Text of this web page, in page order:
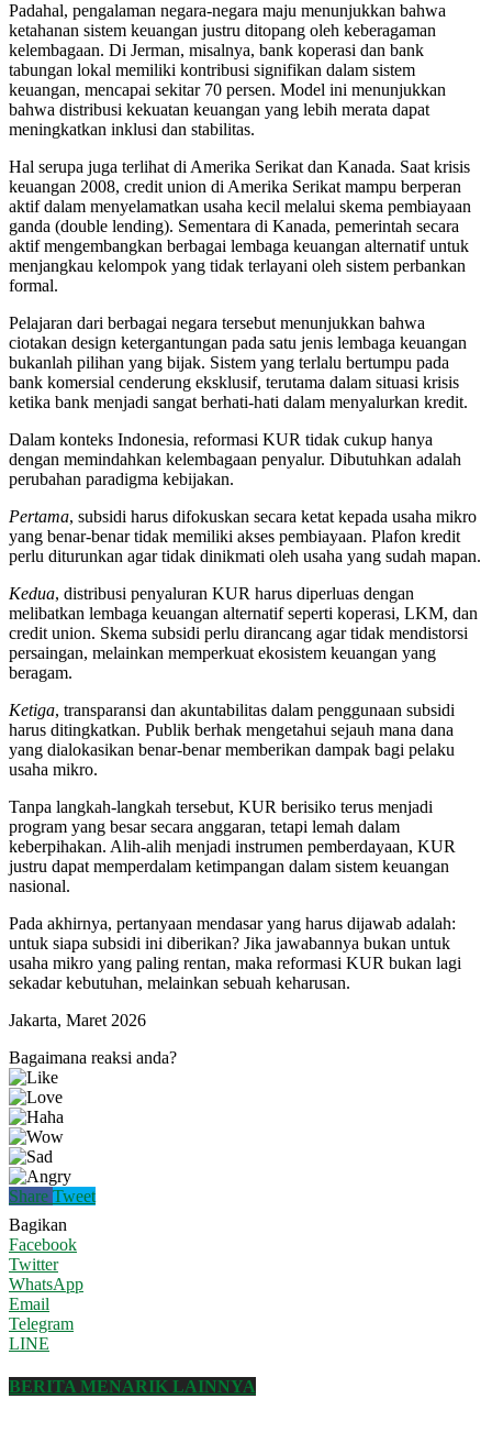
Padahal, pengalaman negara-negara maju menunjukkan bahwa
ketahanan sistem keuangan justru ditopang oleh keberagaman
kelembagaan. Di Jerman, misalnya, bank koperasi dan bank
tabungan lokal memiliki kontribusi signifikan dalam sistem
keuangan, mencapai sekitar 70 persen. Model ini menunjukkan
bahwa distribusi kekuatan keuangan yang lebih merata dapat
meningkatkan inklusi dan stabilitas.
Hal serupa juga terlihat di Amerika Serikat dan Kanada. Saat krisis
keuangan 2008, credit union di Amerika Serikat mampu berperan
aktif dalam menyelamatkan usaha kecil melalui skema pembiayaan
ganda (double lending). Sementara di Kanada, pemerintah secara
aktif mengembangkan berbagai lembaga keuangan alternatif untuk
menjangkau kelompok yang tidak terlayani oleh sistem perbankan
formal.
Pelajaran dari berbagai negara tersebut menunjukkan bahwa
ciotakan design ketergantungan pada satu jenis lembaga keuangan
bukanlah pilihan yang bijak. Sistem yang terlalu bertumpu pada
bank komersial cenderung eksklusif, terutama dalam situasi krisis
ketika bank menjadi sangat berhati-hati dalam menyalurkan kredit.
Dalam konteks Indonesia, reformasi KUR tidak cukup hanya
dengan memindahkan kelembagaan penyalur. Dibutuhkan adalah
perubahan paradigma kebijakan.
Pertama, subsidi harus difokuskan secara ketat kepada usaha mikro
yang benar-benar tidak memiliki akses pembiayaan. Plafon kredit
perlu diturunkan agar tidak dinikmati oleh usaha yang sudah mapan.
Kedua, distribusi penyaluran KUR harus diperluas dengan
melibatkan lembaga keuangan alternatif seperti koperasi, LKM, dan
credit union. Skema subsidi perlu dirancang agar tidak mendistorsi
persaingan, melainkan memperkuat ekosistem keuangan yang
beragam.
Ketiga, transparansi dan akuntabilitas dalam penggunaan subsidi
harus ditingkatkan. Publik berhak mengetahui sejauh mana dana
yang dialokasikan benar-benar memberikan dampak bagi pelaku
usaha mikro.
Tanpa langkah-langkah tersebut, KUR berisiko terus menjadi
program yang besar secara anggaran, tetapi lemah dalam
keberpihakan. Alih-alih menjadi instrumen pemberdayaan, KUR
justru dapat memperdalam ketimpangan dalam sistem keuangan
nasional.
Pada akhirnya, pertanyaan mendasar yang harus dijawab adalah:
untuk siapa subsidi ini diberikan? Jika jawabannya bukan untuk
usaha mikro yang paling rentan, maka reformasi KUR bukan lagi
sekadar kebutuhan, melainkan sebuah keharusan.
Jakarta, Maret 2026
Bagaimana reaksi anda?
Share Tweet
Bagikan
Facebook
Twitter
WhatsApp
Email
Telegram
LINE
BERITA MENARIK LAINNYA